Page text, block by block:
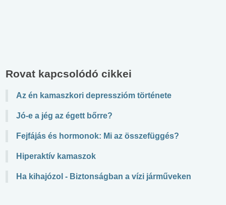
Rovat kapcsolódó cikkei
Az én kamaszkori depresszióm története
Jó-e a jég az égett bőrre?
Fejfájás és hormonok: Mi az összefüggés?
Hiperaktív kamaszok
Ha kihajózol - Biztonságban a vízi járműveken